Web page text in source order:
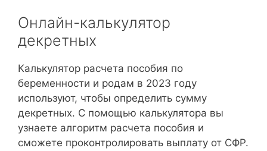
Онлайн-калькулятор
декретных
Калькулятор расчета пособия по
беременности и родам в 2023 году
используют, чтобы определить сумму
декретных. С помощью калькулятора вы
узнаете алгоритм расчета пособия и
сможете проконтролировать выплату от СФР.